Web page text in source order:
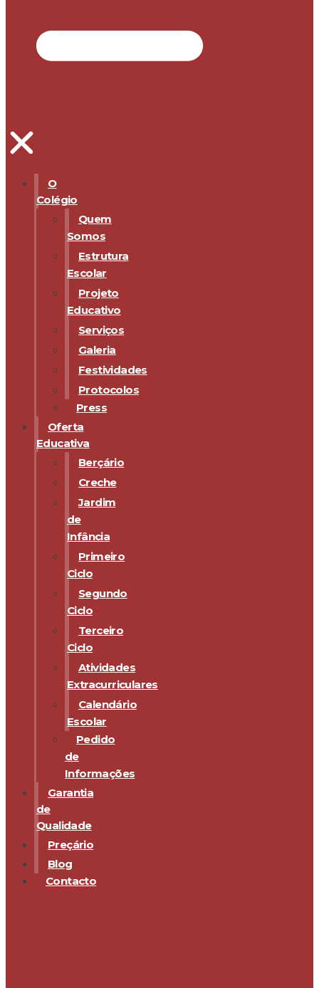
O
Colégio
Quem
Somos
Estrutura
Escolar
Projeto
Educativo
Serviços
Galeria
Festividades
Protocolos
Press
Oferta
Educativa
Berçário
Creche
Jardim
de
Infância
Primeiro
Ciclo
Segundo
Ciclo
Terceiro
Ciclo
Atividades
Extracurriculares
Calendário
Escolar
Pedido
de
Informações
Garantia
de
Qualidade
Preçário
Blog
Contacto